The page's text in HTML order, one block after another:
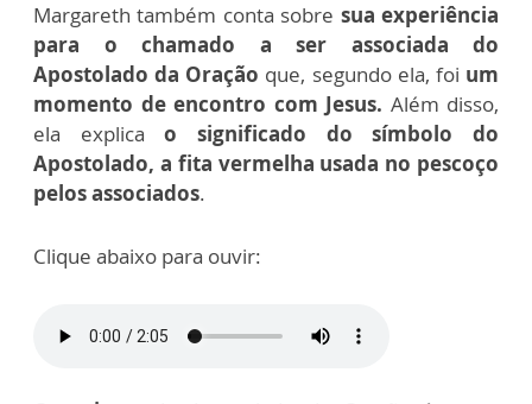
Margareth também conta sobre sua experiência
para o chamado a ser associada do
Apostolado da Oração que, segundo ela, foi um
momento de encontro com Jesus. Além disso,
ela explicao significado do símbolo do
Apostolado, a fita vermelha usada no pescoço
pelos associados.
Clique abaixo para ouvir: